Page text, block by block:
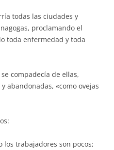
todas las ciudades y
proclamando el
toda enfermedad y toda
compadecía de ellas,
abandonadas, «como ovejas
los trabajadores son pocos;